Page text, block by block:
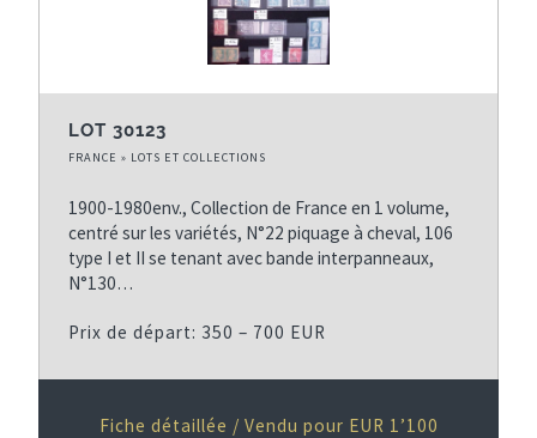
LOT 30123
FRANCE » LOTS ET COLLECTIONS
1900-1980env., Collection de France en 1 volume,
centré sur les variétés, N°22 piquage à cheval, 106
type I et II se tenant avec bande interpanneaux,
N°130…
Prix de départ: 350 – 700 EUR
Fiche détaillée / Vendu pour EUR 1’100